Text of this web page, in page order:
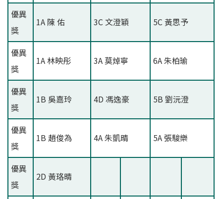
優異
獎
1A 陳 佑 3C 文澄穎 5C 黃思予
優異
獎
1A 林映彤 3A 莫焯寧 6A 朱柏瑜
優異
獎
1B 吳嘉玲 4D 馮逸豪 5B 劉沅澄
優異
獎
1B 趙俊為 4A 朱凱晴 5A 張駿樂
優異
獎
2D 黃珞晴